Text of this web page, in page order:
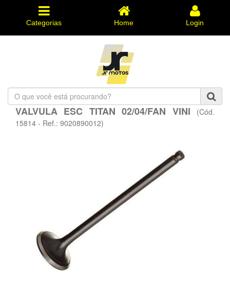
Categorias Home Login
O
que
você
está
VALVULA ESC TITAN 02/04/FAN VINI
(Cód.
15814 - Ref.: 9020890012)